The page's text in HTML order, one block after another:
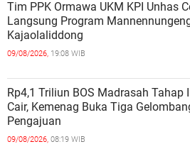
Tim PPK Ormawa UKM KPI Unhas
Langsung Program
Kajaolaliddong
09/08/2026, 19:08 WIB
Rp4,1 Triliun BOS Madrasah Tahap
Cair, Kemenag Buka Tiga
Pengajuan
09/08/2026, 08:19 WIB